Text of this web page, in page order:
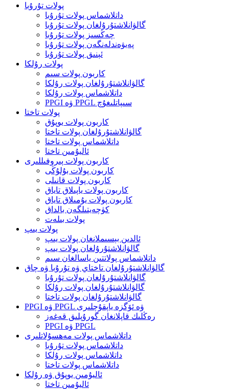
پولات تۇرۇبا
داتلاشماس پولات تۇرۇبا
گالۋانلاشتۇرۇلغان پولات تۇرۇبا
چەڭسىز پولات تۇرۇبا
پەيۋەندلەنگەن پولات تۇرۇبا
ئېنىق پولات تۇرۇبا
پولات رۇلكا
كاربون پولات سىم
گالۋانلاشتۇرۇلغان پولات رۇلكا
داتلاشماس پولات رۇلكا
PPGI ۋە PPGL سىپاتلىغۇچ
پولات تاختا
كاربون پولات يوپۇق
گالۋانلاشتۇرۇلغان پولات تاختا
داتلاشماس پولات تاختا
ئاليۇمىن تاختا
كاربون پولات پىروفىللىرى
كاربون پولات بۇلۇڭى
كاربون پولات قانىلى
كاربون پولات ياپىلاق تاياق
كاربون پولات يۇمىلاق تاياق
كۈچەيتىلگەن بالداق
پولات بىلەت
پولات يىپ
ئالدىن بېسىملانغان پولات يىپ
گالۋانلاشتۇرۇلغان پولات يىپ
داتلاشماس پولاتتىن ياسالغان سىم
گالۋانلاشتۇرۇلغان تاختاي ۋە تۇرۇبا ۋە چاق
گالۋانلاشتۇرۇلغان پولات تۇرۇبا
گالۋانلاشتۇرۇلغان پولات رۇلكا
گالۋانلاشتۇرۇلغان پولات تاختا
PPGI ۋە PPGL ۋە ئۆگزە ياپقۇچلىرى
رەڭلىك قاپلانغان گورۇپلىق قەغەز
PPGI ۋە PPGL
داتلاشماس پولات مەھسۇلاتلىرى
داتلاشماس پولات تۇرۇبا
داتلاشماس پولات رۇلكا
داتلاشماس پولات تاختا
ئاليۇمىن يوپۇق ۋە رۇلكا
ئاليۇمىن تاختا